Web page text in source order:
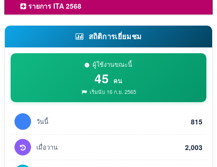
รายการ ITA 2568
สถิติการเยี่ยมชม
ผู้ใช้งานขณะนี้
45 คน
เริ่มนับ 16 ก.ย. 2565
วันนี้ 815
เมื่อวาน 2,003